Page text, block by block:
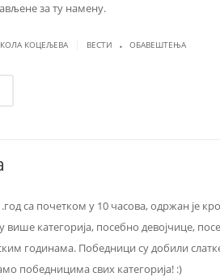
за ту намену.
КОЦЕЉЕВА ВЕСТИ . ОБАВЕШТЕЊА
са почетком у 10 часова, одржан је
више категорија, посебно девојчице,
годинама. Победници су добили
победницима свих категорија! :)